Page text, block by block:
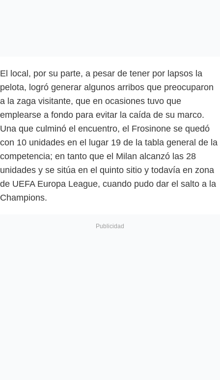
El local, por su parte, a pesar de tener por lapsos la
pelota, logró generar algunos arribos que preocuparon
a la zaga visitante, que en ocasiones tuvo que
emplearse a fondo para evitar la caída de su marco.
Una que culminó el encuentro, el Frosinone se quedó
con 10 unidades en el lugar 19 de la tabla general de la
competencia; en tanto que el Milan alcanzó las 28
unidades y se sitúa en el quinto sitio y todavía en zona
de UEFA Europa League, cuando pudo dar el salto a la
Champions.